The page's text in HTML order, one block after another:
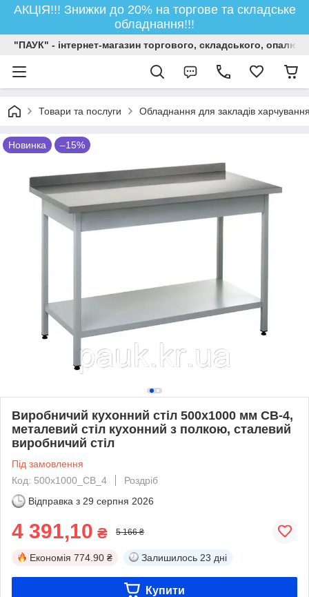
АКЦІЯ!!! Знижки до 20% на торгове та складське
обладнання!!!
"ПАУК" - інтернет-магазин торгового, складського,
Товари та послуги Обладнання для закладів
Новинка –15%
Виробничий кухонний стіл 500х1000 мм СВ-4,
металевий стіл кухонний з полкою, сталевий
виробничий стіл
Під замовлення
Код: 500х1000_СВ_4
Роздріб
Відправка з 29 серпня 2026
4 391,10 ₴ 5 166 ₴
Економія 774.90 ₴ Залишилось 23 дні
Купити